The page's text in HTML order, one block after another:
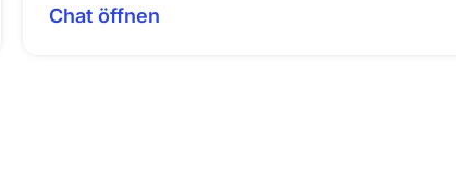
Chat öffnen